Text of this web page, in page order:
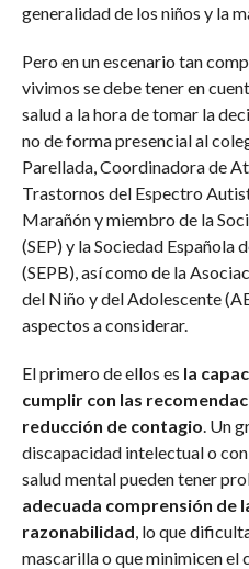
generalidad de los niños y la
Pero en un escenario tan
vivimos se debe tener en
salud a la hora de tomar la
no de forma presencial al
Parellada, Coordinadora de
Trastornos del Espectro
Marañón y miembro de la
(SEP) y la Sociedad Española
(SEPB), así como de la
del Niño y del Adolescente
aspectos a considerar.
El primero de ellos es la
cumplir con las
reducción de contagio . Un
discapacidad intelectual o
salud mental pueden tener
adecuada comprensión de
razonabilidad , lo que
mascarilla o que minimicen